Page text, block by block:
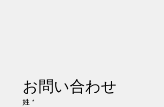
お問い合わせ
姓 *